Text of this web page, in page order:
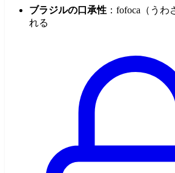
ブラジルの口承性 ：fofoca（う
れる